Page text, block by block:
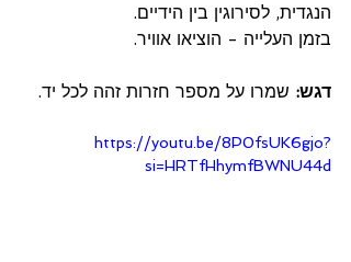
הנגדית, לסירוגין בין הידיים.
בזמן העלייה - הוציאו אוויר.
דגש: שמרו על מספר חזרות זהה לכל יד.
https://youtu.be/8P0fsUK6gjo?
si=HRTfHhymfBWNU44d